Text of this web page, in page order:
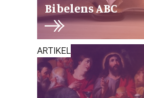
Bibelens ABC
ARTIKEL